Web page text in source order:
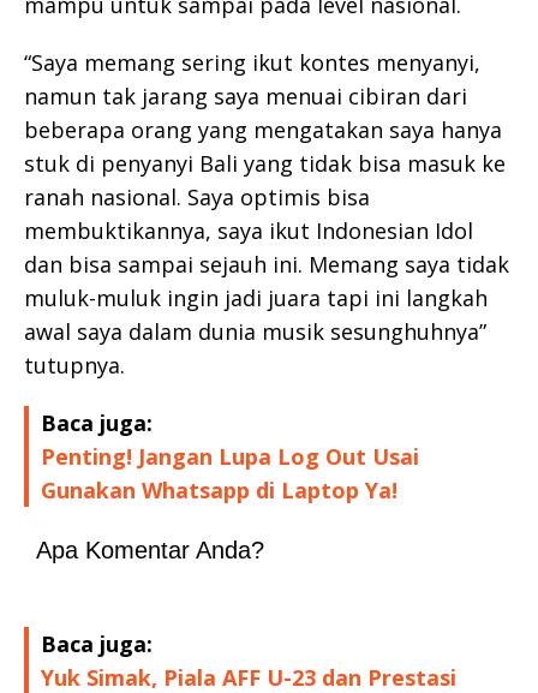
“Saya memang sering ikut kontes menyanyi,
namun tak jarang saya menuai cibiran dari
beberapa orang yang mengatakan saya hanya
stuk di penyanyi Bali yang tidak bisa masuk ke
ranah nasional. Saya optimis bisa
membuktikannya, saya ikut Indonesian Idol
dan bisa sampai sejauh ini. Memang saya tidak
muluk-muluk ingin jadi juara tapi ini langkah
awal saya dalam dunia musik sesunghuhnya”
tutupnya.
Baca juga:
Penting! Jangan Lupa Log Out Usai
Gunakan Whatsapp di Laptop Ya!
Apa Komentar Anda?
Baca juga:
Yuk Simak, Piala AFF U-23 dan Prestasi